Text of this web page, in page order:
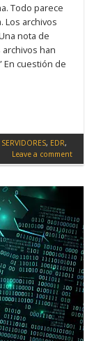
Todo parece
Los archivos
nota de
han
En cuestión de
SERVIDORES, EDR,
Leave a comment